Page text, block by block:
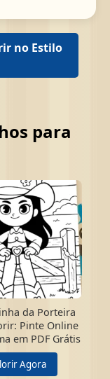
no Estilo
para
da Porteira
Pinte Online
em PDF Grátis
Agora